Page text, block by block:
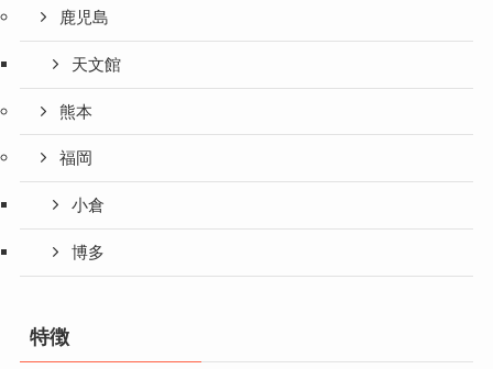
鹿児島
天文館
熊本
福岡
小倉
博多
特徴